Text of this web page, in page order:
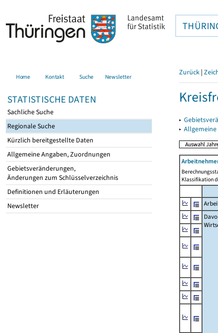
Home Kontakt Suche Newsletter
STATISTISCHE DATEN
Sachliche Suche
Regionale Suche
Kürzlich bereitgestellte Daten
Allgemeine Angaben, Zuordnungen
Gebietsveränderungen,
Änderungen zum Schlüsselverzeichnis
Definitionen und Erläuterungen
Newsletter
Zurück |
▸
▸
Klassifikation